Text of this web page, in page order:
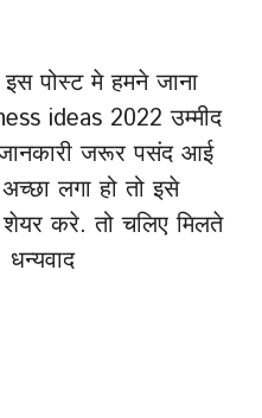
पोस्ट मे हमने जाना
ideas 2022 उम्मीद
जरूर पसंद आई
लगा हो तो इसे
करे. तो चलिए मिलते